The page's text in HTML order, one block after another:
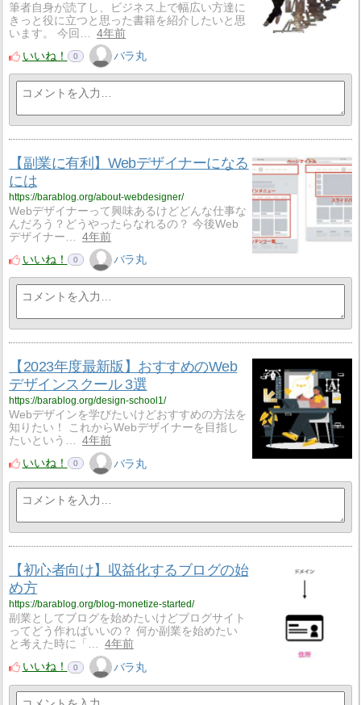
筆者自身が読了し、ビジネス上で幅広い方達に
きっと役に立つと思った書籍を紹介したいと思
います。 今回…
4年前
いいね！
0 バラ丸
【副業に有利】Webデザイナーになる
には
https://barablog.org/about-webdesigner/
Webデザイナーって興味あるけどどんな仕事な
んだろう？どうやったらなれるの？ 今後Web
デザイナー…
4年前
いいね！
0 バラ丸
【2023年度最新版】おすすめのWeb
デザインスクール 3選
https://barablog.org/design-school1/
Webデザインを学びたいけどおすすめの方法を
知りたい！ これからWebデザイナーを目指し
たいという…
4年前
いいね！
0 バラ丸
【初心者向け】収益化するブログの始
め方
https://barablog.org/blog-monetize-started/
副業としてブログを始めたいけどブログサイト
ってどう作ればいいの？ 何か副業を始めたい
と考えた時に「…
4年前
いいね！
0 バラ丸